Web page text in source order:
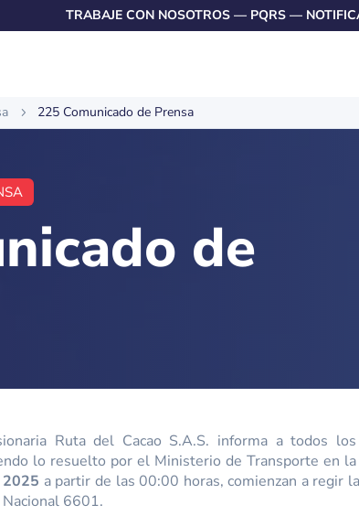
TRABAJE CON NOSOTROS — PQRS —
5 225 Comunicado de Prensa
de
Ruta del Cacao S.A.S. informa a todos
lo resuelto por el Ministerio de Transporte
a partir de las 00:00 horas, comienzan a regir
6601.